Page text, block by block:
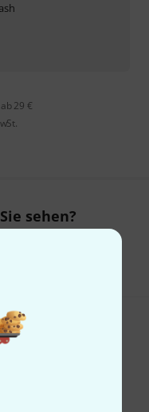
29 €
sehen?